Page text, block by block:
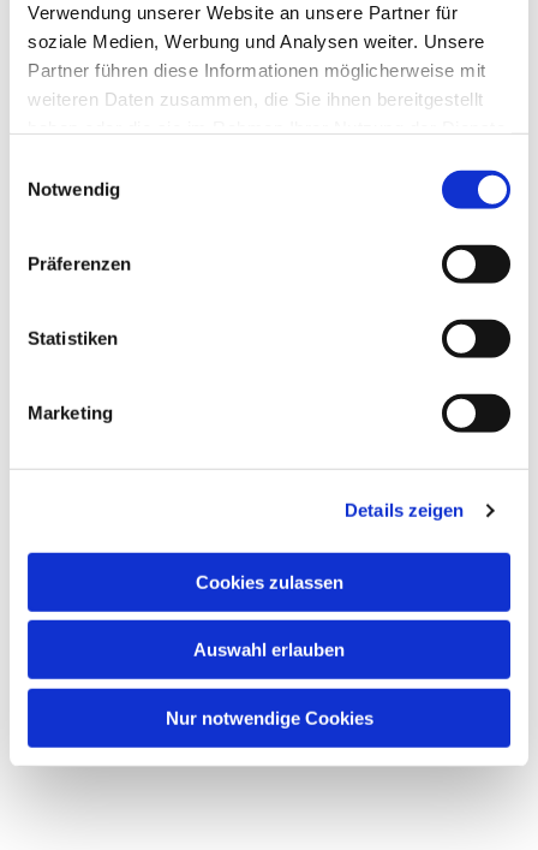
Verwendung unserer Website an unsere Partner für
soziale Medien, Werbung und Analysen weiter. Unsere
Partner führen diese Informationen möglicherweise mit
weiteren Daten zusammen, die Sie ihnen bereitgestellt
Notwendig
Präferenzen
Statistiken
Marketing
Details zeigen
Cookies zulassen
Auswahl erlauben
Nur notwendige Cookies